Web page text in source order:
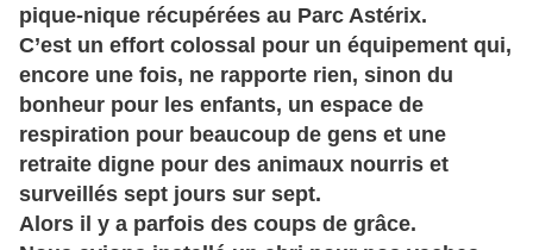
pique-nique récupérées au Parc Astérix.
C’est un effort colossal pour un équipement qui,
encore une fois, ne rapporte rien, sinon du
bonheur pour les enfants, un espace de
respiration pour beaucoup de gens et une
retraite digne pour des animaux nourris et
surveillés sept jours sur sept.
Alors il y a parfois des coups de grâce.